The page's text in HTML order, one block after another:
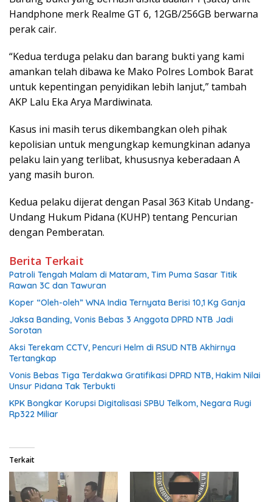
Handphone merk Realme GT 6, 12GB/256GB berwarna
perak cair.
“Kedua terduga pelaku dan barang bukti yang kami
amankan telah dibawa ke Mako Polres Lombok Barat
untuk kepentingan penyidikan lebih lanjut,” tambah
AKP Lalu Eka Arya Mardiwinata.
Kasus ini masih terus dikembangkan oleh pihak
kepolisian untuk mengungkap kemungkinan adanya
pelaku lain yang terlibat, khususnya keberadaan A
yang masih buron.
Kedua pelaku dijerat dengan Pasal 363 Kitab Undang-
Undang Hukum Pidana (KUHP) tentang Pencurian
dengan Pemberatan.
Berita Terkait
Patroli Tengah Malam di Mataram, Tim Puma Sasar Titik
Rawan 3C dan Tawuran
Koper “Oleh-oleh” WNA India Ternyata Berisi 10,1 Kg Ganja
Jaksa Banding, Vonis Bebas 3 Anggota DPRD NTB Jadi
Sorotan
Aksi Terekam CCTV, Pencuri Helm di RSUD NTB Akhirnya
Tertangkap
Vonis Bebas Tiga Terdakwa Gratifikasi DPRD NTB, Hakim Nilai
Unsur Pidana Tak Terbukti
KPK Bongkar Korupsi Digitalisasi SPBU Telkom, Negara Rugi
Rp322 Miliar
Terkait